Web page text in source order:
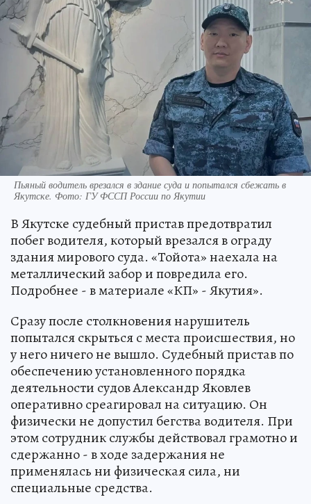
Пьяный водитель врезался в здание суда и попытался сбежать в
Якутске. Фото: ГУ ФССП России по Якутии
В Якутске судебный пристав предотвратил
побег водителя, который врезался в ограду
здания мирового суда. «Тойота» наехала на
металлический забор и повредила его.
Подробнее - в материале «КП» - Якутия».
Сразу после столкновения нарушитель
попытался скрыться с места происшествия, но
у него ничего не вышло. Судебный пристав по
обеспечению установленного порядка
деятельности судов Александр Яковлев
оперативно среагировал на ситуацию. Он
физически не допустил бегства водителя. При
этом сотрудник службы действовал грамотно и
сдержанно - в ходе задержания не
применялась ни физическая сила, ни
специальные средства.